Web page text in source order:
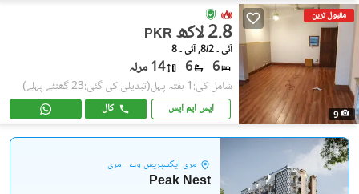
مقبول ترین
9
PKR 2.8 لاکھ
آئی ۔ 8/2, آئی ۔ 8
6
6 14 مرلہ
شامل کی:1 ہفتہ پہل (تبدیلی کی گئی:23 گھنٹے پہلے)
ایس ایم ایس کال
مری ایکسپریس وے - مری
Peak Nest